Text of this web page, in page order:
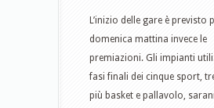
L’inizio delle gare è previsto
domenica mattina invece le
premiazioni. Gli impianti
fasi finali dei cinque sport,
più basket e pallavolo,